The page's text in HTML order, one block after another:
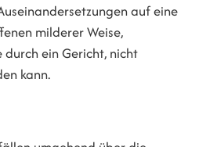
auf eine
milderer Weise,
durch ein Gericht, nicht
kann.